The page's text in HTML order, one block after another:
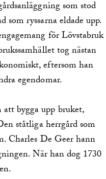
som stod
som ryssarna eldade upp.
för Lövstabruk
tog nästan
eftersom han
egendomar.
bygga upp bruket,
ståtliga herrgård som
Charles De Geer hann
När han dog 1730